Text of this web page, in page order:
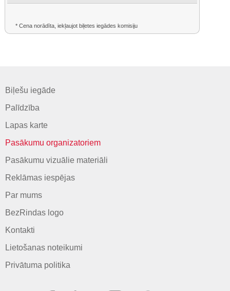
* Cena norādīta, iekļaujot biļetes iegādes komisiju
Biļešu iegāde
Palīdzība
Lapas karte
Pasākumu organizatoriem
Pasākumu vizuālie materiāli
Reklāmas iespējas
Par mums
BezRindas logo
Kontakti
Lietošanas noteikumi
Privātuma politika